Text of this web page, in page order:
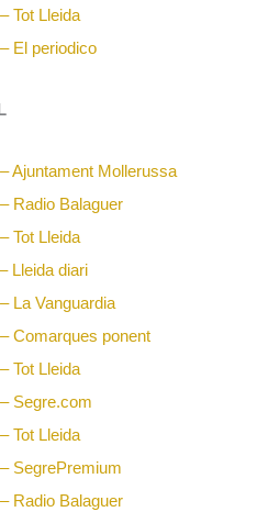
Tot Lleida
El periodico
Ajuntament Mollerussa
Radio Balaguer
Tot Lleida
Lleida diari
La Vanguardia
Comarques ponent
Tot Lleida
Segre.com
Tot Lleida
SegrePremium
Radio Balaguer